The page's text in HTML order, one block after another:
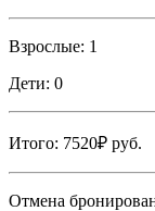
Взрослые: 1
Дети: 0
Итого: 7520₽ руб.
Отмена